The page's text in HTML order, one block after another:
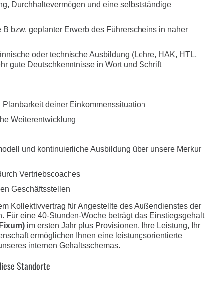
Durchhaltevermögen und eine selbstständige
B bzw. geplanter Erwerb des Führerscheins in naher
oder technische Ausbildung (Lehre, HAK, HTL,
gute Deutschkenntnisse in Wort und Schrift
deiner Einkommenssituation
Weiterentwicklung
und kontinuierliche Ausbildung über unsere Merkur
Vertriebscoaches
Geschäftsstellen
Kollektivvertrag für Angestellte des Außendienstes der
Für eine 40-Stunden-Woche beträgt das Einstiegsgehalt
im ersten Jahr plus Provisionen. Ihre Leistung, Ihr
ermöglichen Ihnen eine leistungsorientierte
internen Gehaltsschemas.
Standorte